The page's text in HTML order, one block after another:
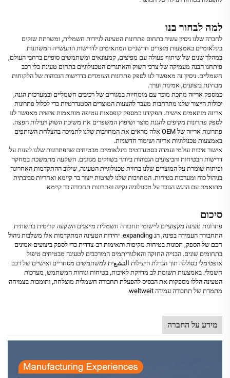
למה לבחור בנו
לחברה שלנו ניסיון עשיר בתחום פתרונות הטעינה לניידות חשמלית, ומשרתת שוקים
בינלאומיים באמצעות מוצרים חדשניים המתאימים לדרישות התעשייה המשתנות.
במהלך שנים של שיתוף פעולה עם מפיצים, קמעונאים ומשתמשים סופיים ברחבי העולם,
פיתחנו הבנה מעמיקה של צרכי השוק והאתגרים הטכנולוגיים בתחום טעינת כלי רכב
חשמליים. ניסיון זה מאפשר לנו לספק פתרונות העומדים בדרישות הגבוהות של הלקוחות
מבחינת ביצועים, אמינות וערך.
כמספק אריזה מתכת מוכר עם מומחיות במגורים של רכיבים חשמליים ובמערכות הגנה,
יכולות הייצור שלנו מתרחבות מעבר להצעות המוצרים הסטנדרטיות כדי לכלול פתרונות
אריזה מותאמים אישית. תפקידנו כמספק קופסאות עטיפה מותאמות אישית מאפשר לנו
לספק פתרונות מקיפים להגנת מוצר ושיפוץ המשפרים את משיכת השוק ויעילות הפצה.
פתרונות אריזה של OEM אלה מראים את המחויבות שלנו לתמיכה בהצלחת השותפים
באמצעות טכנולוגיות אריזה ושימור חדשניות.
אישור איכות עולמי ועמדה בסטנדרטים בינלאומיים מבטיחים שהפתרונות שלנו לענות על
דרישות הבטיחות והביצועים הגבוהות ביותר בשווקים מגוונים. השקעה מתמשכת במחקר
ופיתוח שומרת על המוצרים שלנו בחזית טכנולוגיית הטעינה, שילוב ההתקדמות האחרונה
בניהול כוח ומערכות בטיחות. המחויבות שלנו לשיטות ייצור בר קיימא ואחריות סביבתית
מתואמת עם הדגש הגובר על טכנולוגיה נקייה ופתרונות תחבורה בר קיימא.
סיכום
פתרונות טעינה מקצועיים ליישומי תחבורה חשמלית מייצגים השקעה קריטית בתשתית
התחבורה העמידה בפינה, הנ expanding. יחידות הטעינה המתקדמות אלו משלבות ניהול
חכם של הספק, תכונות בטיחות מקיפות ותאימות רב-צדדית כדי לספק ביצועים אמינים
בתחומים שונים. הבנייה החזקה והאלגוריתמים המורכבים לטעינה מבטיחים טיפול
אופטימלי בסוללה תוך הגדלת היעילות التشغית למשתמשים מסחריים ואישיים של רכב
חשמלי. באמצעות תשומת לב מדויקת לאיכות, בטיחות ונוחות המשתמש, מערכות
הטעינה הללו מספקות את הבסיס להפעלת תחבורה חשמלית מוצלחת, ותומכות בצמיחה
מתמדת של תחבורה עמידה weltweit.
מידע על החברה